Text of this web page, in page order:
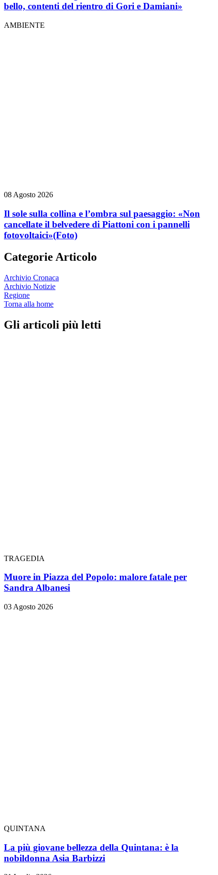
bello, contenti del rientro di Gori e Damiani»
AMBIENTE
08 Agosto 2026
Il sole sulla collina e l’ombra sul paesaggio: «Non
cancellate il belvedere di Piattoni con i pannelli
fotovoltaici»(Foto)
Categorie Articolo
Archivio Cronaca
Archivio Notizie
Regione
Torna alla home
Gli articoli più letti
TRAGEDIA
Muore in Piazza del Popolo: malore fatale per
Sandra Albanesi
03 Agosto 2026
QUINTANA
La più giovane bellezza della Quintana: è la
nobildonna Asia Barbizzi